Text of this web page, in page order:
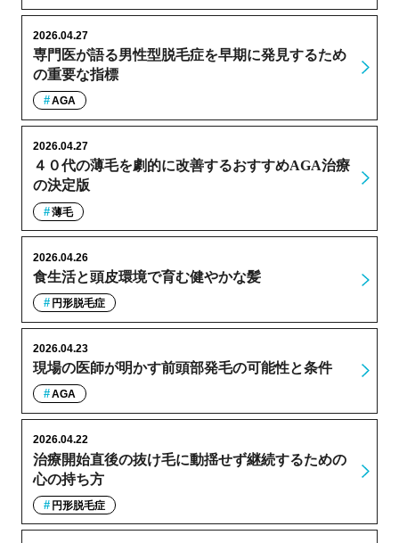
専門医が語る男性型脱毛症を早期に発見するため
の重要な指標
2026.04.27
AGA
４０代の薄毛を劇的に改善するおすすめAGA治療
の決定版
2026.04.27
薄毛
食生活と頭皮環境で育む健やかな髪
2026.04.26
円形脱毛症
現場の医師が明かす前頭部発毛の可能性と条件
2026.04.23
AGA
治療開始直後の抜け毛に動揺せず継続するための
心の持ち方
2026.04.22
円形脱毛症